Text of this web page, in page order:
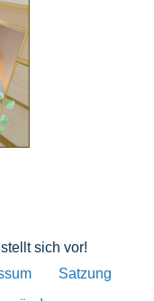
sich vor!
Satzung